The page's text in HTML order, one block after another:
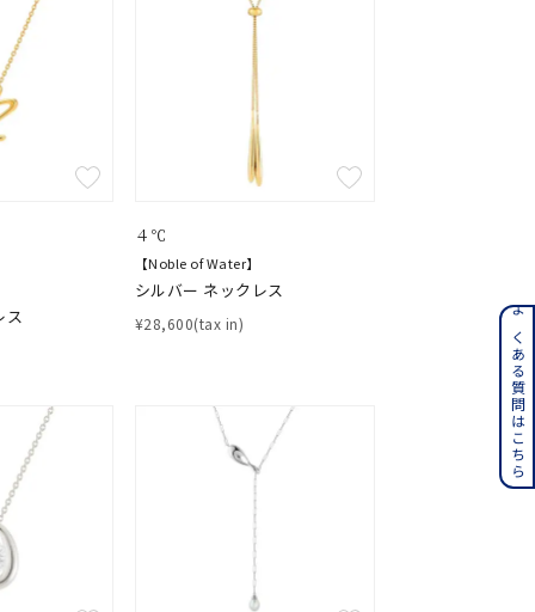
ィ
ス
生石
誕生石
ス
４℃
【Noble of Water】
シルバー ネックレス
¥28,600(tax in) よくある質問はこちら